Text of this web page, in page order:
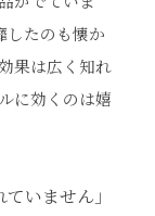
したのも懐か
果は広く知れ
に効くのは嬉
いません」